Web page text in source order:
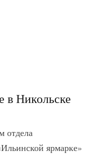
в Никольске
отдела
ярмарке»